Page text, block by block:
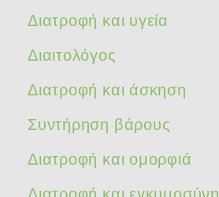
Διατροφή και υγεία
Διαιτολόγος
Διατροφή και άσκηση
Συντήρηση βάρους
Διατροφή και ομορφιά
Διατροφή και εγκυμοσύνη